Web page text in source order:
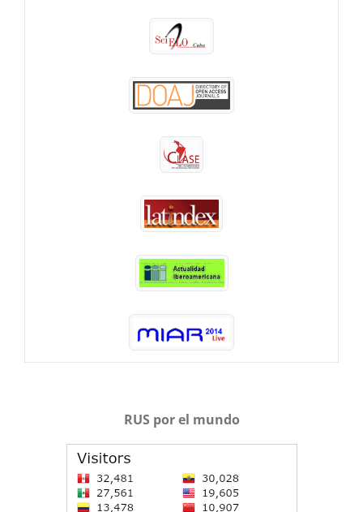
RUS por el mundo